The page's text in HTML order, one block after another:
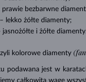
prawie bezbarwne
– lekko żółte diamenty;
jasnożółte i żółte
kolorowe diamenty
podawana jest w
całkowitą wagę